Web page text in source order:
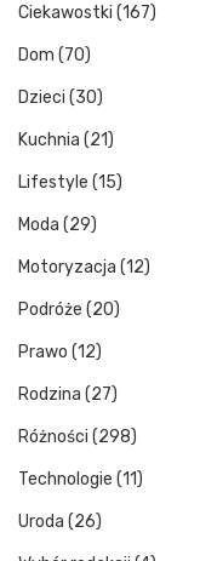
Ciekawostki (167)
Dom (70)
Dzieci (30)
Kuchnia (21)
Lifestyle (15)
Moda (29)
Motoryzacja (12)
Podróże (20)
Prawo (12)
Rodzina (27)
Różności (298)
Technologie (11)
Uroda (26)